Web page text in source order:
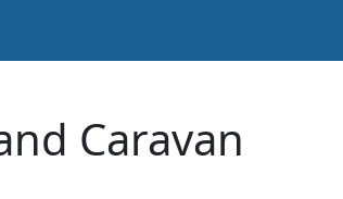
Caravan